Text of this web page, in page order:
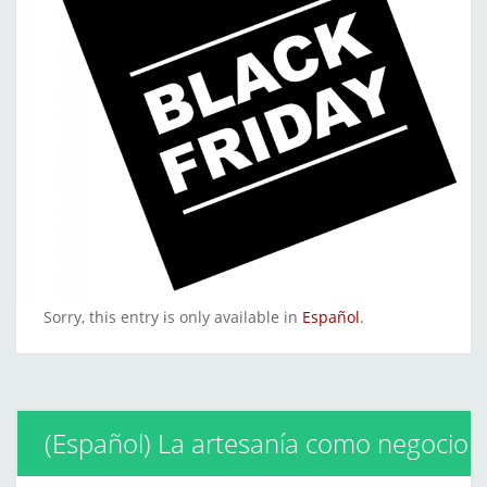
Sorry, this entry is only available in Español.
(Español) La artesanía como negocio